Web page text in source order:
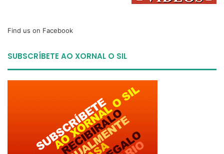
Find us on Facebook
SUBSCRÍBETE AO XORNAL O SIL